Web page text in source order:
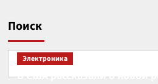
Поиск
Электроника
В США рассказали о новой